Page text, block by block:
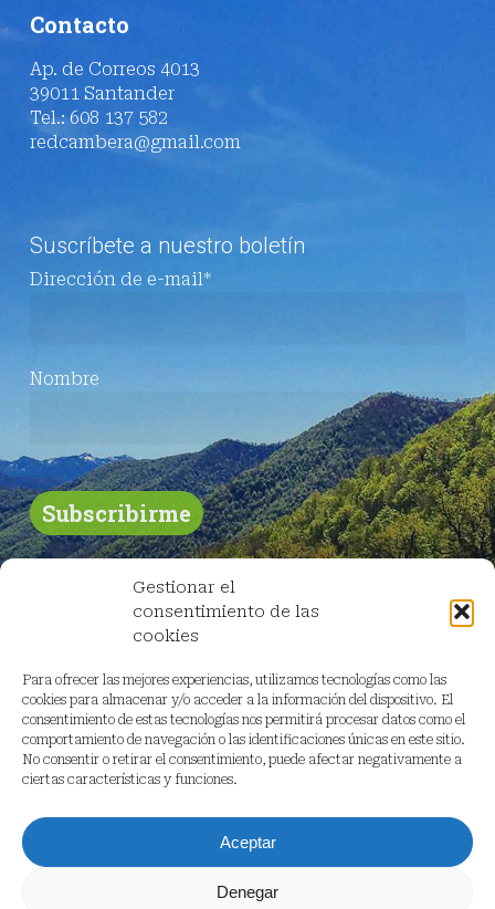
Gestionar el
consentimiento de las
cookies
Para ofrecer las mejores experiencias, utilizamos tecnologías como las
cookies para almacenar y/o acceder a la información del dispositivo. El
consentimiento de estas tecnologías nos permitirá procesar datos como el
comportamiento de navegación o las identificaciones únicas en este sitio.
No consentir o retirar el consentimiento, puede afectar negativamente a
ciertas características y funciones.
Aceptar
Denegar
Contacto
Ap. de Correos 4013
39011 Santander
Tel.: 608 137 582
redcambera@gmail.com
Suscríbete a nuestro boletín
Dirección de e-mail*
Nombre